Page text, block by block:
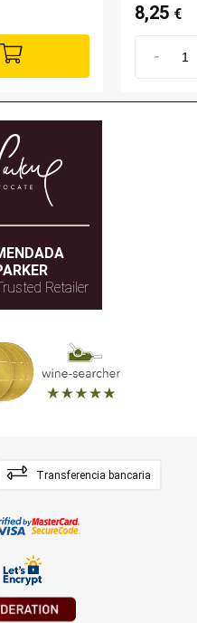
8,25 €
-
Retailer
Transferencia bancaria